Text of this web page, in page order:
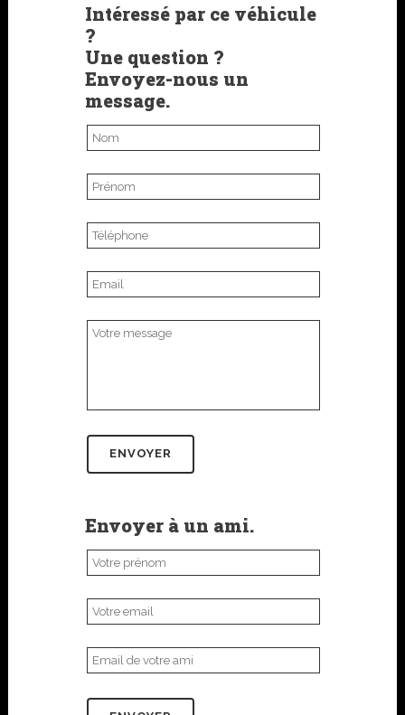
Intéressé par ce véhicule
?
Une question ?
Envoyez-nous un
message.
Envoyer à un ami.